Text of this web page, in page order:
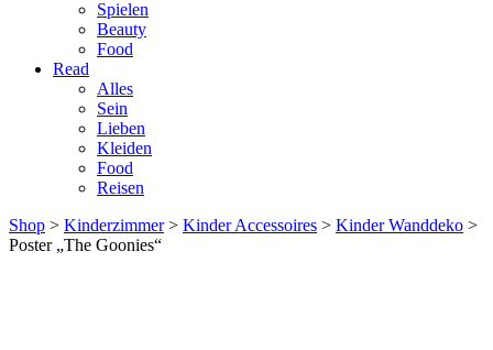
Spielen
Beauty
Food
Read
Alles
Sein
Lieben
Kleiden
Food
Reisen
Shop > Kinderzimmer> Kinder Accessoires > Kinder Wanddeko >
Poster „The Goonies“